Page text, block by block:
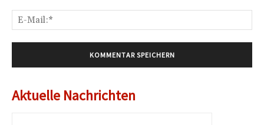
Aktuelle Nachrichten